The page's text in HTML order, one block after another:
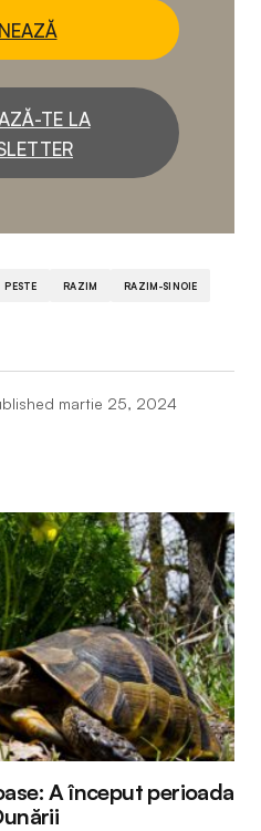
TE LA
PESTE RAZIM RAZIM-SINOIE
martie 25, 2024
A început perioada